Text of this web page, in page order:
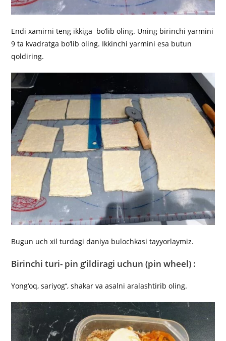
Endi xamirni teng ikkiga bo‘lib oling. Uning birinchi yarmini
9 ta kvadratga bo‘lib oling. Ikkinchi yarmini esa butun
qoldiring.
Bugun uch xil turdagi daniya bulochkasi tayyorlaymiz.
Birinchi turi- pin g‘ildiragi uchun (pin wheel) :
Yong‘oq, sariyog‘‘, shakar va asalni aralashtirib oling.